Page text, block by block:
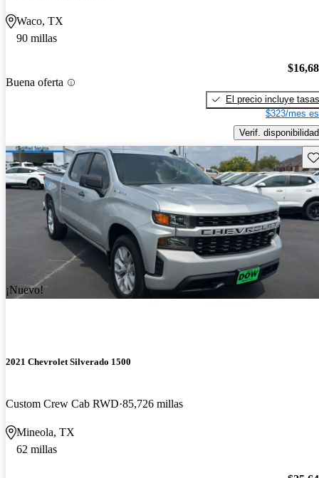
Waco, TX
90 millas
Buena oferta
El precio incluye tasas
$323/mes
Verif. disponibilidad
¡Nuevo!
2021 Chevrolet Silverado 1500
Custom Crew Cab RWD 85,726 millas
Mineola, TX
62 millas